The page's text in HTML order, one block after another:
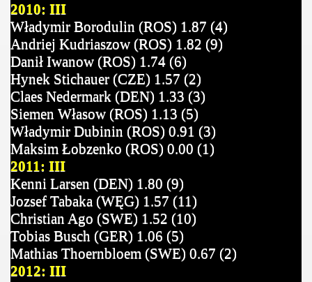
2010: III
Władymir Borodulin (ROS) 1.87 (4)
Andriej Kudriaszow (ROS) 1.82 (9)
Danił Iwanow (ROS) 1.74 (6)
Hynek Stichauer (CZE) 1.57 (2)
Claes Nedermark (DEN) 1.33 (3)
Siemen Własow (ROS) 1.13 (5)
Władymir Dubinin (ROS) 0.91 (3)
Maksim Łobzenko (ROS) 0.00 (1)
2011: III
Kenni Larsen (DEN) 1.80 (9)
Jozsef Tabaka (WĘG) 1.57 (11)
Christian Ago (SWE) 1.52 (10)
Tobias Busch (GER) 1.06 (5)
Mathias Thoernbloem (SWE) 0.67 (2)
2012: III